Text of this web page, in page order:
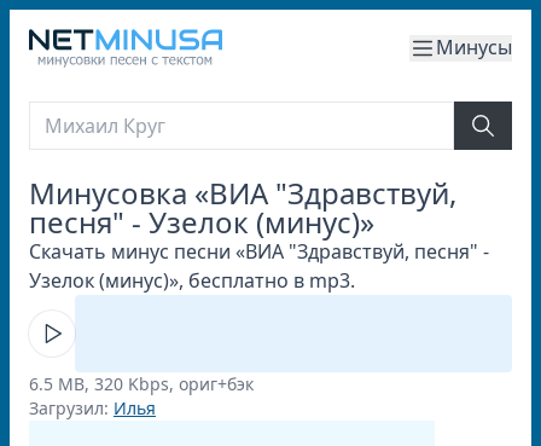
Минусы
Минусовка «ВИА "Здравствуй,
песня" - Узелок (минус)»
Скачать минус песни «ВИА "Здравствуй, песня" -
Узелок (минус)», бесплатно в mp3.
6.5 MB, 320 Kbps, ориг+бэк
Загрузил: Илья